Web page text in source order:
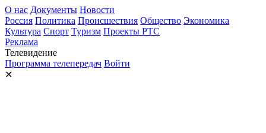
О нас Документы Новости
Россия Политика Происшествия Общество Экономика
Культура Спорт Туризм Проекты РТС
Реклама
Телевидение
Программа телепередач Войти
✕